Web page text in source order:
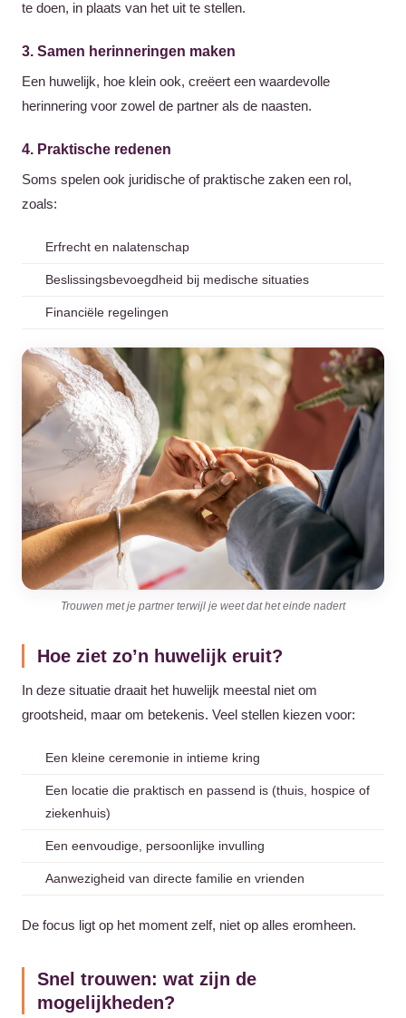
te doen, in plaats van het uit te stellen.
3. Samen herinneringen maken
Een huwelijk, hoe klein ook, creëert een waardevolle
herinnering voor zowel de partner als de naasten.
4. Praktische redenen
Soms spelen ook juridische of praktische zaken een rol,
zoals:
Erfrecht en nalatenschap
Beslissingsbevoegdheid bij medische situaties
Financiële regelingen
Trouwen met je partner terwijl je weet dat het einde nadert
Hoe ziet zo’n huwelijk eruit?
In deze situatie draait het huwelijk meestal niet om
grootsheid, maar om betekenis. Veel stellen kiezen voor:
Een kleine ceremonie in intieme kring
Een locatie die praktisch en passend is (thuis, hospice of
ziekenhuis)
Een eenvoudige, persoonlijke invulling
Aanwezigheid van directe familie en vrienden
De focus ligt op het moment zelf, niet op alles eromheen.
Snel trouwen: wat zijn de
mogelijkheden?